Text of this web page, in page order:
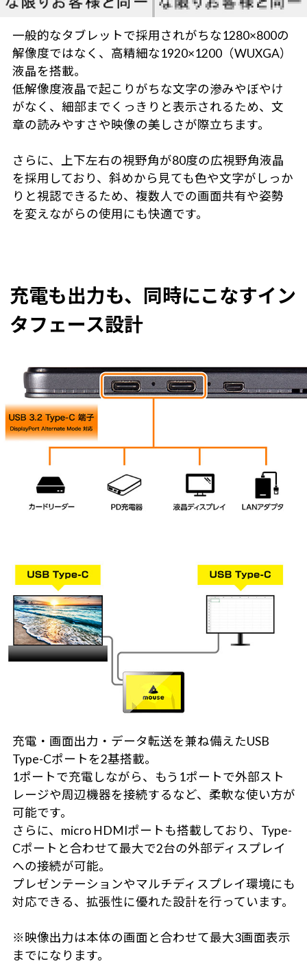
一般的なタブレットで採用されがちな1280×800の
解像度ではなく、高精細な1920×1200（WUXGA）
液晶を搭載。
低解像度液晶で起こりがちな文字の滲みやぼやけ
がなく、細部までくっきりと表示されるため、文
章の読みやすさや映像の美しさが際立ちます。
さらに、上下左右の視野角が80度の広視野角液晶
を採用しており、斜めから見ても色や文字がしっか
りと視認できるため、複数人での画面共有や姿勢
を変えながらの使用にも快適です。
充電も出力も、同時にこなすイン
タフェース設計
充電・画面出力・データ転送を兼ね備えたUSB
Type-Cポートを2基搭載。
1ポートで充電しながら、もう1ポートで外部スト
レージや周辺機器を接続するなど、柔軟な使い方が
可能です。
さらに、micro HDMIポートも搭載しており、Type-
Cポートと合わせて最大で2台の外部ディスプレイ
への接続が可能。
プレゼンテーションやマルチディスプレイ環境にも
対応できる、拡張性に優れた設計を行っています。
※映像出力は本体の画面と合わせて最大3画面表示
までになります。